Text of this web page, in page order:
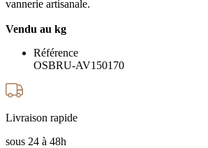
vannerie artisanale.
Vendu au kg
Référence
OSBRU-AV150170
Livraison rapide
sous 24 à 48h